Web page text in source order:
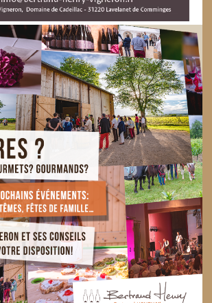
dans les
édition
juillet et les places
succès de la première édition
vous invitons à profiter à
moment musical au milieu des
de Bertrand HENRY à
Cette année une